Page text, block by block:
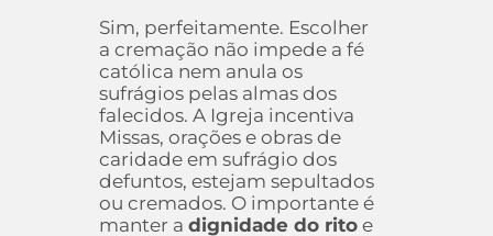
Sim, perfeitamente. Escolher
a cremação não impede a fé
católica nem anula os
sufrágios pelas almas dos
falecidos. A Igreja incentiva
Missas, orações e obras de
caridade em sufrágio dos
defuntos, estejam sepultados
ou cremados. O importante é
manter adignidade do rito e